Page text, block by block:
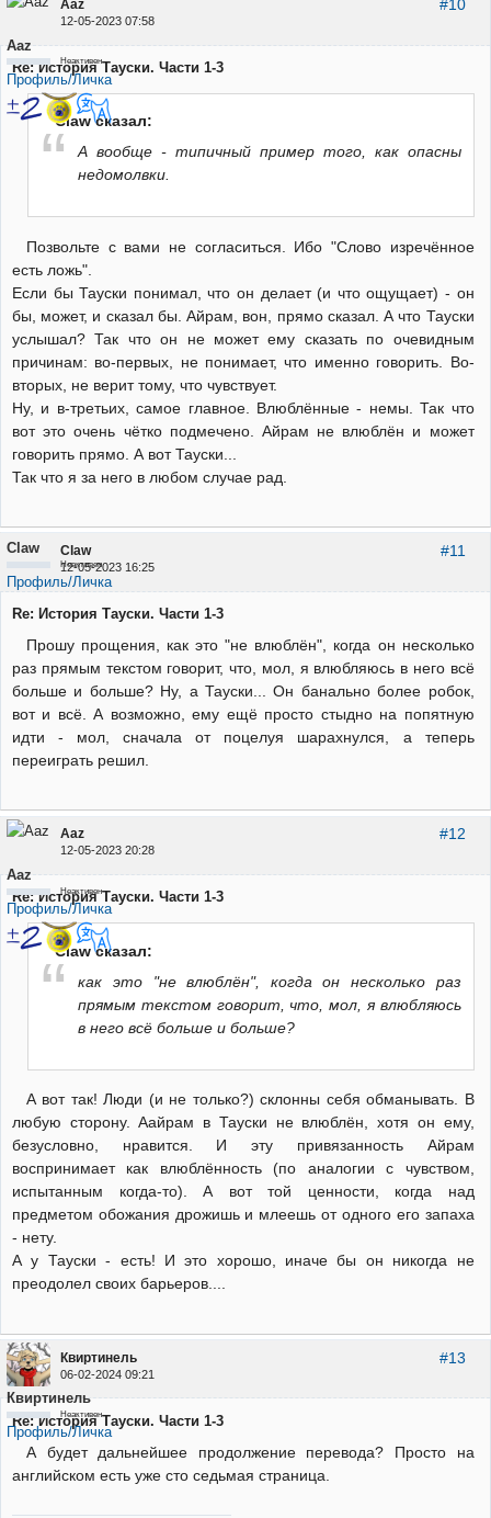
#10
Aaz
12-05-2023 07:58
Aaz
Неактивен
Профиль/Личка
Re: История Тауски. Части 1-3
Claw сказал:
А вообще - типичный пример того, как опасны
недомолвки.
Позвольте с вами не согласиться. Ибо "Слово изречённое
есть ложь".
Если бы Тауски понимал, что он делает (и что ощущает) - он
бы, может, и сказал бы. Айрам, вон, прямо сказал. А что Тауски
услышал? Так что он не может ему сказать по очевидным
причинам: во-первых, не понимает, что именно говорить. Во-
вторых, не верит тому, что чувствует.
Ну, и в-третьих, самое главное. Влюблённые - немы. Так что
вот это очень чётко подмечено. Айрам не влюблён и может
говорить прямо. А вот Тауски...
Так что я за него в любом случае рад.
#11
Claw
12-05-2023 16:25
Claw
Неактивен
Профиль/Личка
Re: История Тауски. Части 1-3
Прошу прощения, как это "не влюблён", когда он несколько
раз прямым текстом говорит, что, мол, я влюбляюсь в него всё
больше и больше? Ну, а Тауски... Он банально более робок,
вот и всё. А возможно, ему ещё просто стыдно на попятную
идти - мол, сначала от поцелуя шарахнулся, а теперь
переиграть решил.
#12
Aaz
12-05-2023 20:28
Aaz
Неактивен
Профиль/Личка
Re: История Тауски. Части 1-3
Claw сказал:
как это "не влюблён", когда он несколько раз
прямым текстом говорит, что, мол, я влюбляюсь
в него всё больше и больше?
А вот так! Люди (и не только?) склонны себя обманывать. В
любую сторону. Аайрам в Тауски не влюблён, хотя он ему,
безусловно, нравится. И эту привязанность Айрам
воспринимает как влюблённость (по аналогии с чувством,
испытанным когда-то). А вот той ценности, когда над
предметом обожания дрожишь и млеешь от одного его запаха
- нету.
А у Тауски - есть! И это хорошо, иначе бы он никогда не
преодолел своих барьеров....
#13
Квиртинель
06-02-2024 09:21
Квиртинель
Неактивен
Профиль/Личка
Re: История Тауски. Части 1-3
А будет дальнейшее продолжение перевода? Просто на
английском есть уже сто седьмая страница.